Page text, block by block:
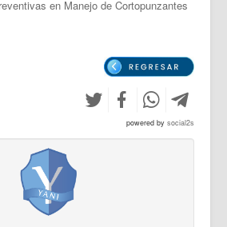
en Manejo de Cortopunzantes
powered by social2s